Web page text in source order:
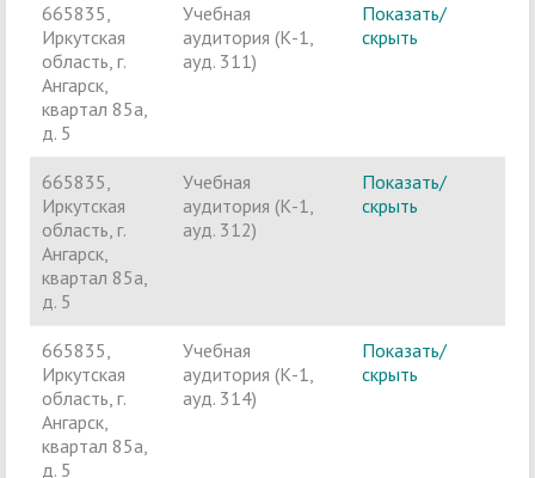
665835,
Иркутская
область, г.
Ангарск,
квартал 85а,
д. 5
Учебная
аудитория (К-1,
ауд. 311)
Показать/
скрыть
665835,
Иркутская
область, г.
Ангарск,
квартал 85а,
д. 5
Учебная
аудитория (К-1,
ауд. 312)
Показать/
скрыть
665835,
Иркутская
область, г.
Ангарск,
квартал 85а,
д. 5
Учебная
аудитория (К-1,
ауд. 314)
Показать/
скрыть